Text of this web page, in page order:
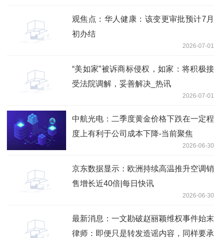
观焦点：华人健康：该变更审批预计7月
初办结
2026-07-01
“美如家”被诉商标侵权，如家：将积极接
受法院调解，妥善解决_热讯
2026-07-01
中航光电：二季度黄金价格下跌在一定程
度上有利于公司成本下降-当前聚焦
2026-06-30
京东数据显示：欧洲持续高温推升空调销
售增长近40倍|每日快讯
2026-06-30
最新消息：一文勘破赵丽颖维权事件始末
律师：即便只是转发造谣内容，同样要承